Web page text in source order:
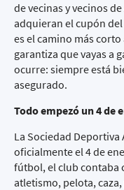
de vecinas y vecinos
adquieran el cupón
es el camino más
garantiza que vayas a
ocurre: siempre está
asegurado.
Todo empezó un 4 de
La Sociedad
oficialmente el 4 de
fútbol, el club contaba
atletismo, pelota,